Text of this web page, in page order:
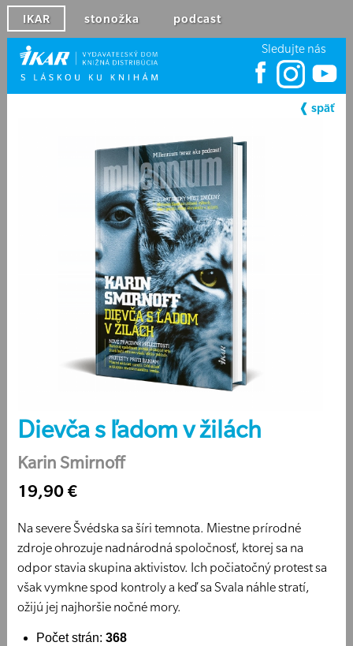
IKAR stonožka podcast
Sledujte nás
Dievča s ľadom v žilách
Karin Smirnoff
19,90 €
Na severe Švédska sa šíri temnota. Miestne prírodné
zdroje ohrozuje nadnárodná spoločnosť, ktorej sa na
odpor stavia skupina aktivistov. Ich počiatočný protest sa
však vymkne spod kontroly a keď sa Svala náhle stratí,
ožijú jej najhoršie nočné mory.
Počet strán: 368
❰ späť